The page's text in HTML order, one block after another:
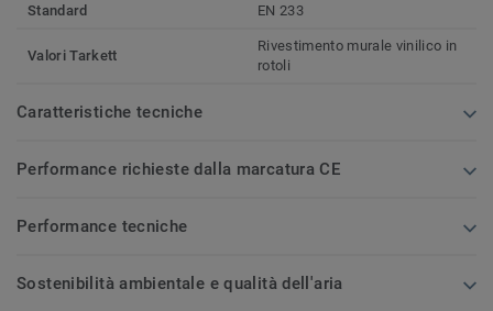
Standard
EN 233
Valori Tarkett
Rivestimento murale vinilico in
rotoli
Caratteristiche tecniche
Performance richieste dalla marcatura CE
Performance tecniche
Sostenibilità ambientale e qualità dell'aria